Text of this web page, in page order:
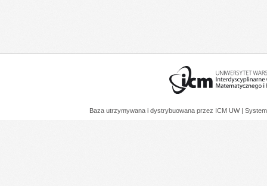
Baza utrzymywana i dystrybuowana przez ICM UW |